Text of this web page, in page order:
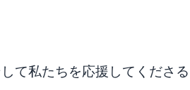
て私たちを応援してくださ